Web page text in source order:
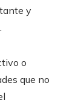
y
o
que no